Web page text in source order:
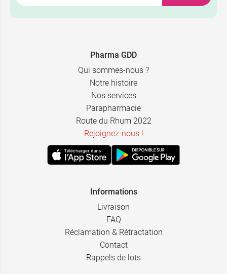
Pharma GDD
Qui sommes-nous ?
Notre histoire
Nos services
Parapharmacie
Route du Rhum 2022
Rejoignez-nous !
Informations
Livraison
FAQ
Réclamation & Rétractation
Contact
Rappels de lots